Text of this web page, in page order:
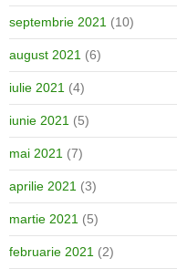
septembrie 2021 (10)
august 2021 (6)
iulie 2021 (4)
iunie 2021 (5)
mai 2021 (7)
aprilie 2021 (3)
martie 2021 (5)
februarie 2021 (2)